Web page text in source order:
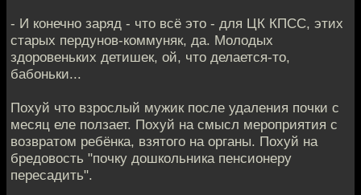
- И конечно заряд - что всё это - для ЦК КПСС, этих
старых пердунов-коммуняк, да. Молодых
здоровеньких детишек, ой, что делается-то,
бабоньки...
Похуй что взрослый мужик после удаления почки с
месяц еле ползает. Похуй на смысл мероприятия с
возвратом ребёнка, взятого на органы. Похуй на
бредовость "почку дошкольника пенсионеру
пересадить".